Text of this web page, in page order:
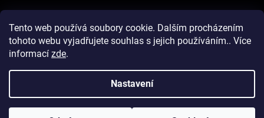
Tento web používá soubory cookie. Dalším procházením
tohoto webu vyjadřujete souhlas s jejich používáním.. Více
informací zde.
Nastavení